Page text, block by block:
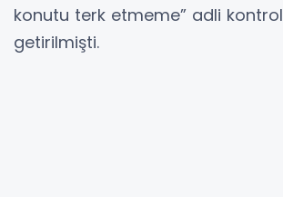
konutu terk etmeme” adli kontrol
getirilmişti.